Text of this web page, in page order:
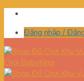
Skip
contentĐăng nhập /